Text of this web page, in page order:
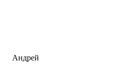
Андрей